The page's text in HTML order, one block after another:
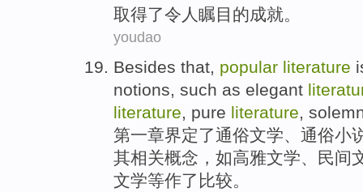
取得了令人瞩目的成就 。
youdao
Besides that, popular literature
notions, such as elegant
literature, pure literature,
第一章界定了通俗文学、通俗小
其相关概念，如高雅文学、 民间
文学等作了比较。